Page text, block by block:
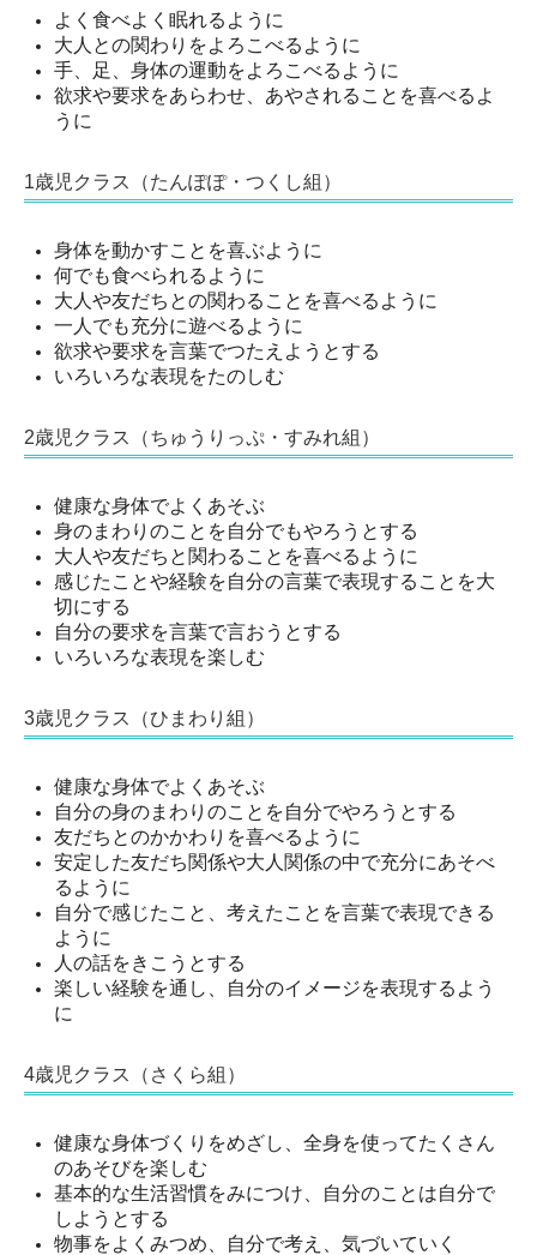
よく食べよく眠れるように
大人との関わりをよろこべるように
手、足、身体の運動をよろこべるように
欲求や要求をあらわせ、あやされることを喜べるよ
うに
1歳児クラス（たんぽぽ・つくし組）
身体を動かすことを喜ぶように
何でも食べられるように
大人や友だちとの関わることを喜べるように
一人でも充分に遊べるように
欲求や要求を言葉でつたえようとする
いろいろな表現をたのしむ
2歳児クラス（ちゅうりっぷ・すみれ組）
健康な身体でよくあそぶ
身のまわりのことを自分でもやろうとする
大人や友だちと関わることを喜べるように
感じたことや経験を自分の言葉で表現することを大
切にする
自分の要求を言葉で言おうとする
いろいろな表現を楽しむ
3歳児クラス（ひまわり組）
健康な身体でよくあそぶ
自分の身のまわりのことを自分でやろうとする
友だちとのかかわりを喜べるように
安定した友だち関係や大人関係の中で充分にあそべ
るように
自分で感じたこと、考えたことを言葉で表現できる
ように
人の話をきこうとする
楽しい経験を通し、自分のイメージを表現するよう
に
4歳児クラス（さくら組）
健康な身体づくりをめざし、全身を使ってたくさん
のあそびを楽しむ
基本的な生活習慣をみにつけ、自分のことは自分で
しようとする
物事をよくみつめ、自分で考え、気づいていく